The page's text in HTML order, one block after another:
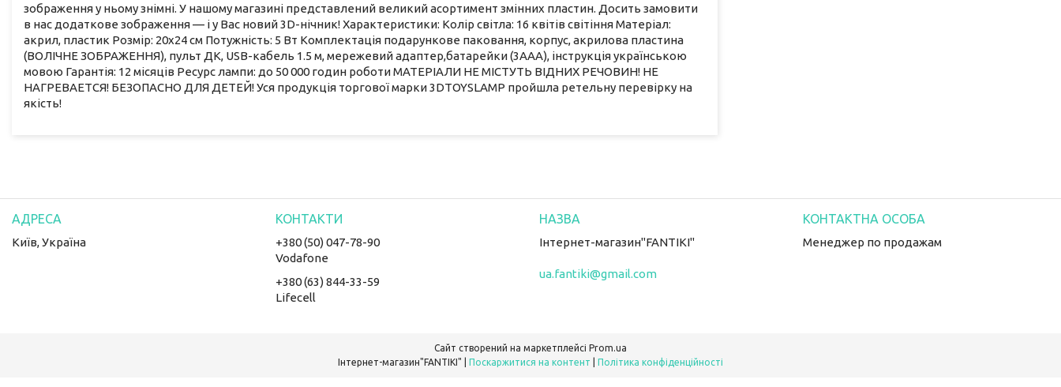
зображення у ньому знімні. У нашому магазині представлений великий асортимент змінних пластин. Досить замовити
в нас додаткове зображення — і у Вас новий 3D-нічник! Характеристики: Колір світла: 16 квітів світіння Матеріал:
акрил, пластик Розмір: 20х24 см Потужність: 5 Вт Комплектація подарункове паковання, корпус, акрилова пластина
(ВОЛІЧНЕ ЗОБРАЖЕННЯ), пульт ДК, USB-кабель 1.5 м, мережевий адаптер,батарейки (3ААА), інструкція українською
мовою Гарантія: 12 місяців Ресурс лампи: до 50 000 годин роботи МАТЕРІАЛИ НЕ МІСТУТЬ ВІДНИХ РЕЧОВИН! НЕ
НАГРЕВАЕТСЯ! БЕЗОПАСНО ДЛЯ ДЕТЕЙ! Уся продукція торгової марки 3DTOYSLAMP пройшла ретельну перевірку на
якість!
Київ, Україна
+380 (50) 047-78-90
Vodafone
+380 (63) 844-33-59
Lifecell
Інтернет-магазин"FANTIKI"
ua.fantiki@gmail.com
Менеджер по продажам
Сайт створений на маркетплейсі Prom.ua
Поскаржитися на контент Політика конфіденційності